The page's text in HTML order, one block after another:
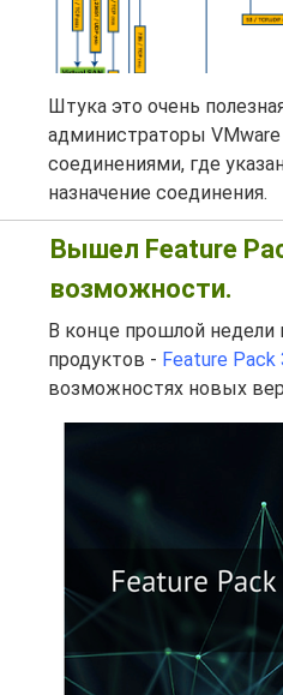
Штука это очень
администраторы VMware
соединениями, где
назначение соединения.
Вышел Feature
возможности.
В конце прошлой недели
продуктов - Feature Pack
возможностях новых